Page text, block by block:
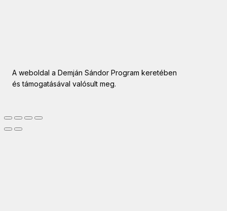
A weboldal a Demján Sándor Program keretében
és támogatásával valósult meg.